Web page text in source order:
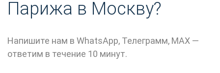
Парижа в Москву?
Напишите нам в WhatsApp, Телеграмм, МАХ —
ответим в течение 10 минут.